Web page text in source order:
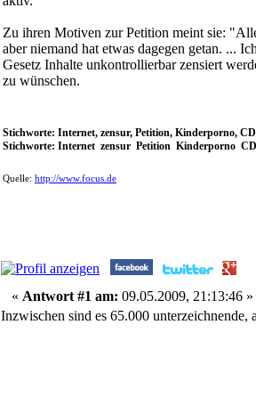
Zu ihren Motiven zur Petition meint sie:
aber niemand hat etwas dagegen getan. ...
Gesetz Inhalte unkontrollierbar zensiert
zu wünschen.
Stichworte: Internet, zensur, Petition, Kinderporno,
Stichworte: Internet zensur Petition Kinderporno
Quelle: http://www.focus.de
« Antwort #1 am: 09.05.2009, 21:13:46 »
Inzwischen sind es 65.000 unterzeichnende,